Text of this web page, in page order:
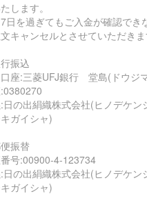
します。
日を過ぎてもご入金が確認でき
キャンセルとさせていただきま
行振込
座:三菱UFJ銀行 堂島(ドウジ
日の出絹織株式会社(ヒノデケン
ガイシャ)
便振替
号:00900-4-123734
日の出絹織株式会社(ヒノデケン
ガイシャ)